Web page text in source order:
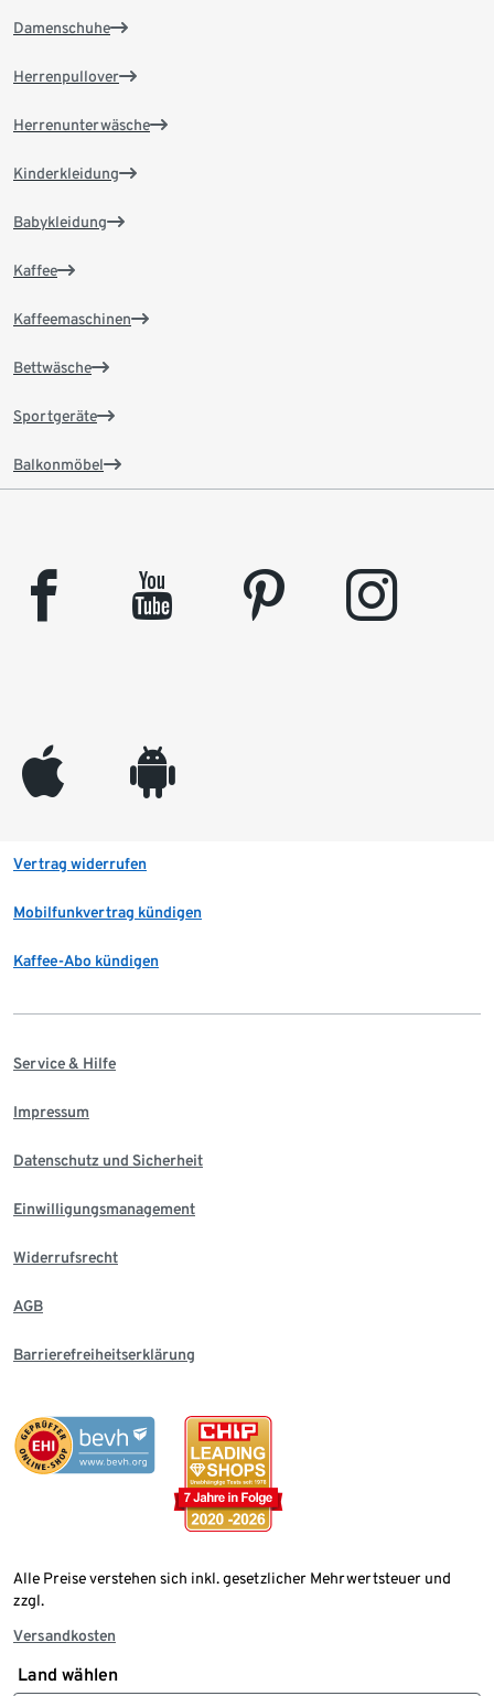
Damenschuhe
Herrenpullover
Herrenunterwäsche
Kinderkleidung
Babykleidung
Kaffee
Kaffeemaschinen
Bettwäsche
Sportgeräte
Balkonmöbel
facebook youtube pinterest instagram
appleinc android
Vertrag widerrufen
Mobilfunkvertrag kündigen
Kaffee-Abo kündigen
Service & Hilfe
Impressum
Datenschutz und Sicherheit
Einwilligungsmanagement
Widerrufsrecht
AGB
Barrierefreiheitserklärung
Alle Preise verstehen sich inkl. gesetzlicher Mehrwertsteuer und
zzgl.
Versandkosten
Land wählen